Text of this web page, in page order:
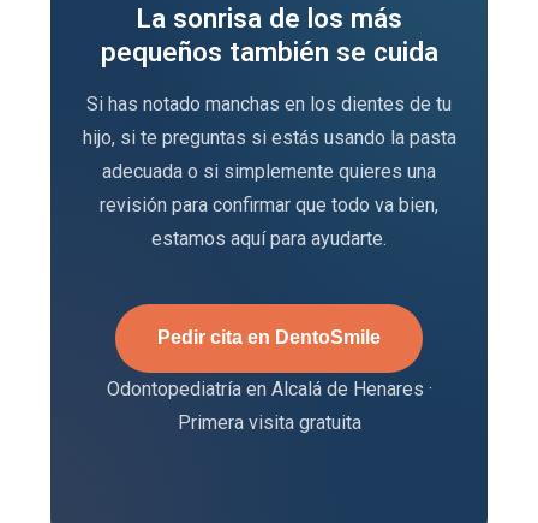
La sonrisa de los más
pequeños también se cuida
Si has notado manchas en los dientes de tu
hijo, si te preguntas si estás usando la pasta
adecuada o si simplemente quieres una
revisión para confirmar que todo va bien,
estamos aquí para ayudarte.
Pedir cita en DentoSmile
Odontopediatría en Alcalá de Henares ·
Primera visita gratuita